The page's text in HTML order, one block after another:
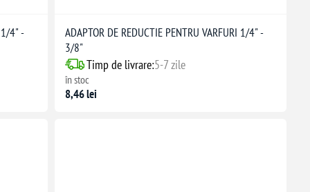
1/4" -
ADAPTOR DE REDUCTIE PENTRU VARFURI 1/4" -
3/8"
Timp de livrare:5-7 zile
în stoc
8,46 lei